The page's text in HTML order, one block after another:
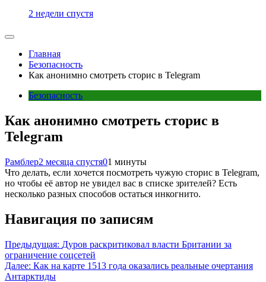
2 недели спустя
Главная
Безопасность
Как анонимно смотреть сторис в Telegram
Безопасность
Как анонимно смотреть сторис в
Telegram
Рамблер2 месяца спустя01 минуты
Что делать, если хочется посмотреть чужую сторис в Telegram,
но чтобы её автор не увидел вас в списке зрителей? Есть
несколько разных способов остаться инкогнито.
Навигация по записям
Предыдущая: Дуров раскритиковал власти Британии за
ограничение соцсетей
Далее: Как на карте 1513 года оказались реальные очертания
Антарктиды